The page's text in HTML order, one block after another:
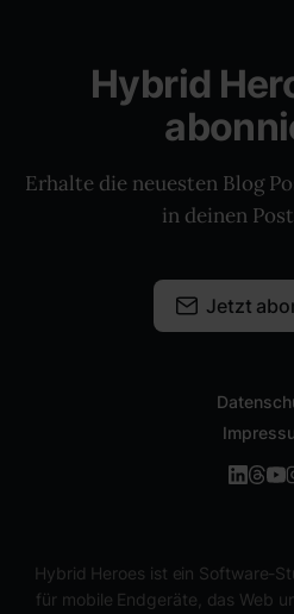
Hybrid
Erhalte die neuesten Blog
in deinen
Jetzt
Hybrid Heroes ist ein Software-
für mobile Endgeräte, das Web